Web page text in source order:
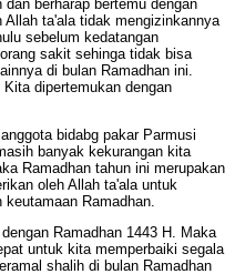
berharap bertemu dengan
Allah ta'ala tidak mengizinkannya
sebelum kedatangan
sakit sehinga tidak bisa
di bulan Ramadhan ini.
dipertemukan dengan
bidabg pakar Parmusi
banyak kekurangan kita
Ramadhan tahun ini merupakan
oleh Allah ta'ala untuk
Ramadhan.
Ramadhan 1443 H. Maka
untuk kita memperbaiki segala
shalih di bulan Ramadhan